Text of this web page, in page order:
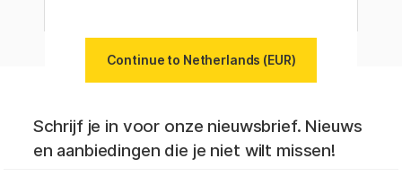
Schrijf je in voor onze nieuwsbrief. Nieuws
en aanbiedingen die je niet wilt missen!
Continue to Netherlands (EUR)